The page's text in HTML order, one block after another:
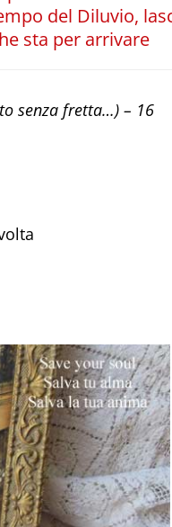
del Diluvio,
sta per arrivare
senza fretta…) – 16